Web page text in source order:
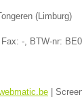
(Limburg)
-, BTW-nr: